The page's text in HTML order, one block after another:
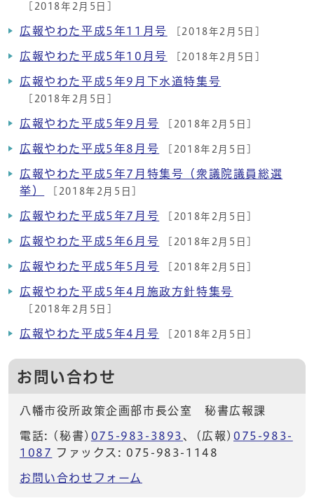
[2018年2月5日]
広報やわた平成5年11月号 [2018年2月5日]
広報やわた平成5年10月号 [2018年2月5日]
広報やわた平成5年9月下水道特集号
[2018年2月5日]
広報やわた平成5年9月号 [2018年2月5日]
広報やわた平成5年8月号 [2018年2月5日]
広報やわた平成5年7月特集号（衆議院議員総選
挙）
[2018年2月5日]
広報やわた平成5年7月号 [2018年2月5日]
広報やわた平成5年6月号 [2018年2月5日]
広報やわた平成5年5月号 [2018年2月5日]
広報やわた平成5年4月施政方針特集号
[2018年2月5日]
広報やわた平成5年4月号 [2018年2月5日]
お問い合わせ
八幡市役所政策企画部市長公室 秘書広報課
電話: (秘書) 075-983-3893 、(広報) 075-983-
1087 ファックス: 075-983-1148
お問い合わせフォーム